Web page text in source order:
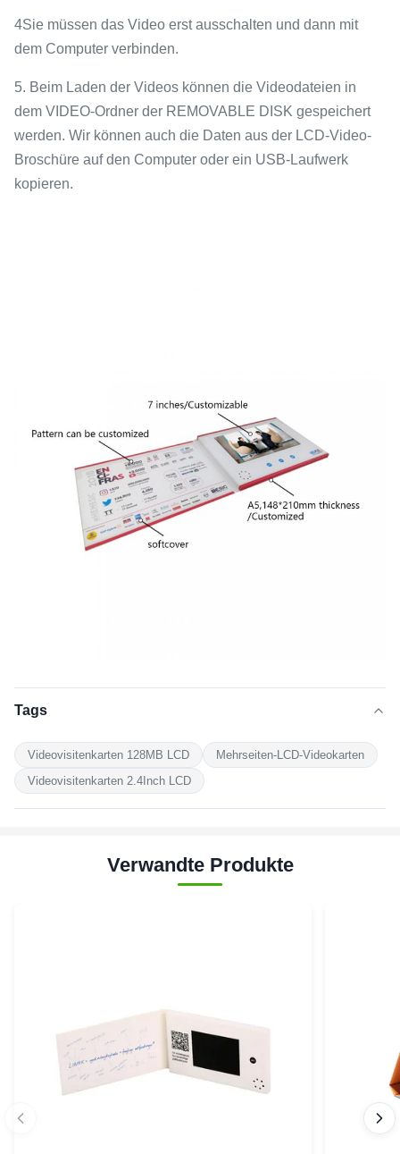
4Sie müssen das Video erst ausschalten und dann mit
dem Computer verbinden.
5. Beim Laden der Videos können die Videodateien in
dem VIDEO-Ordner der REMOVABLE DISK gespeichert
werden. Wir können auch die Daten aus der LCD-Video-
Broschüre auf den Computer oder ein USB-Laufwerk
kopieren.
Tags
Videovisitenkarten 128MB LCD
Mehrseiten-LCD-Videokarten
Videovisitenkarten 2.4Inch LCD
Verwandte Produkte